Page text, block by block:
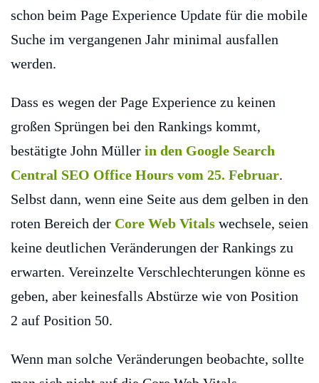
schon beim Page Experience Update für die mobile
Suche im vergangenen Jahr minimal ausfallen
werden.
Dass es wegen der Page Experience zu keinen
großen Sprüngen bei den Rankings kommt,
bestätigte John Müller in den Google Search
Central SEO Office Hours vom 25. Februar.
Selbst dann, wenn eine Seite aus dem gelben in den
roten Bereich der Core Web Vitals wechsele, seien
keine deutlichen Veränderungen der Rankings zu
erwarten. Vereinzelte Verschlechterungen könne es
geben, aber keinesfalls Abstürze wie von Position
2 auf Position 50.
Wenn man solche Veränderungen beobachte, sollte